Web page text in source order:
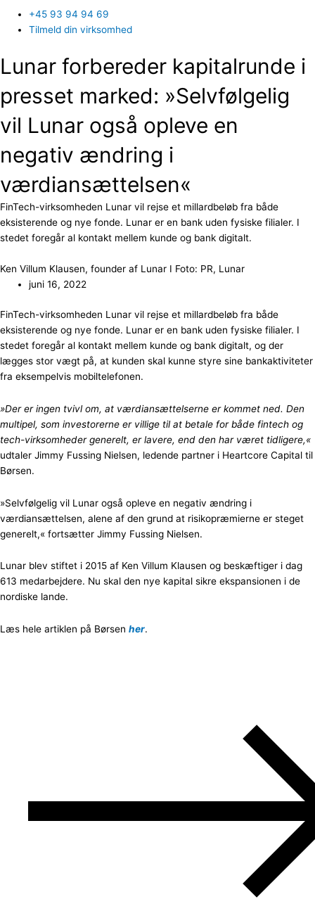
+45 93 94 94 69
Tilmeld din virksomhed
Lunar forbereder kapitalrunde i
presset marked: »Selvfølgelig
vil Lunar også opleve en
negativ ændring i
værdiansættelsen«
FinTech-virksomheden Lunar vil rejse et millardbeløb fra både
eksisterende og nye fonde. Lunar er en bank uden fysiske filialer. I
stedet foregår al kontakt mellem kunde og bank digitalt.
Ken Villum Klausen, founder af Lunar I Foto: PR, Lunar
juni 16, 2022
FinTech-virksomheden Lunar vil rejse et millardbeløb fra både
eksisterende og nye fonde. Lunar er en bank uden fysiske filialer. I
stedet foregår al kontakt mellem kunde og bank digitalt, og der
lægges stor vægt på, at kunden skal kunne styre sine bankaktiviteter
fra eksempelvis mobiltelefonen.
»Der er ingen tvivl om, at værdiansættelserne er kommet ned. Den
multipel, som investorerne er villige til at betale for både fintech og
tech-virksomheder generelt, er lavere, end den har været tidligere,«
udtaler Jimmy Fussing Nielsen, ledende partner i Heartcore Capital til
Børsen.
»Selvfølgelig vil Lunar også opleve en negativ ændring i
værdiansættelsen, alene af den grund at risikopræmierne er steget
generelt,« fortsætter Jimmy Fussing Nielsen.
Lunar blev stiftet i 2015 af Ken Villum Klausen og beskæftiger i dag
613 medarbejdere. Nu skal den nye kapital sikre ekspansionen i de
nordiske lande.
Læs hele artiklen på Børsen her.